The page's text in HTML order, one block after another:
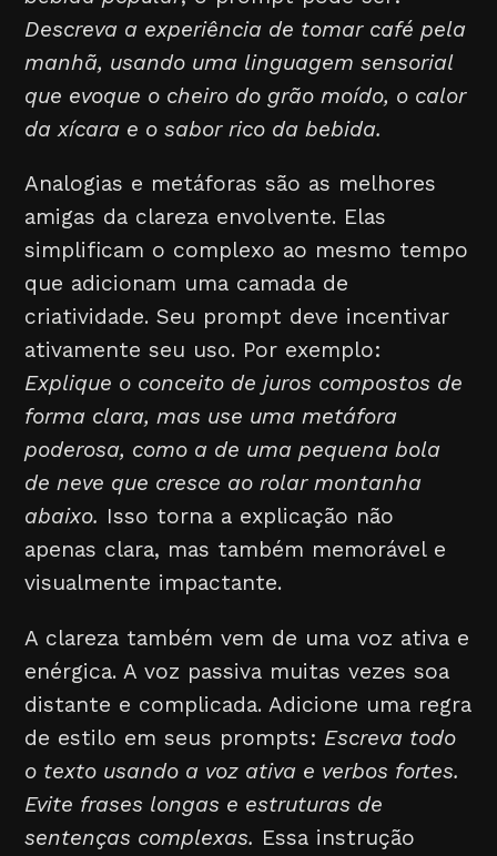
Descreva a experiência de tomar café pela
manhã, usando uma linguagem sensorial
que evoque o cheiro do grão moído, o calor
da xícara e o sabor rico da bebida.
Analogias e metáforas são as melhores
amigas da clareza envolvente. Elas
simplificam o complexo ao mesmo tempo
que adicionam uma camada de
criatividade. Seu prompt deve incentivar
ativamente seu uso. Por exemplo:
Explique o conceito de juros compostos de
forma clara, mas use uma metáfora
poderosa, como a de uma pequena bola
de neve que cresce ao rolar montanha
abaixo. Isso torna a explicação não
apenas clara, mas também memorável e
visualmente impactante.
A clareza também vem de uma voz ativa e
enérgica. A voz passiva muitas vezes soa
distante e complicada. Adicione uma regra
de estilo em seus prompts: Escreva todo
o texto usando a voz ativa e verbos fortes.
Evite frases longas e estruturas de
sentenças complexas. Essa instrução